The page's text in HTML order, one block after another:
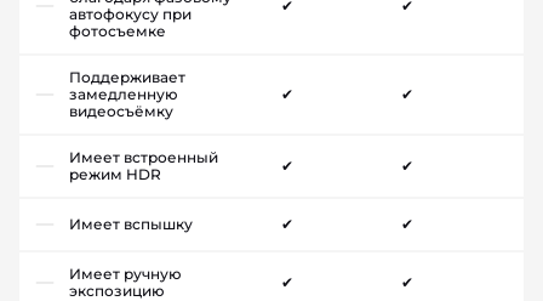
автофокусу при
фотосъемке
✔ ✔
Поддерживает
замедленную
видеосъёмку
✔ ✔
Имеет встроенный
режим HDR
✔ ✔
Имеет вспышку ✔ ✔
Имеет ручную
экспозицию
✔ ✔